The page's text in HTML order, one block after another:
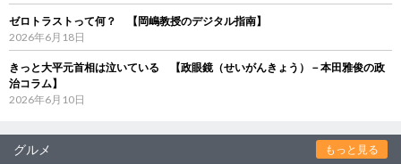
ゼロトラストって何？ 【岡嶋教授のデジタル指南】
2026年6月18日
きっと大平元首相は泣いている 【政眼鏡（せいがんきょう）－本田雅俊の政
治コラム】
2026年6月10日
グルメ もっと見る